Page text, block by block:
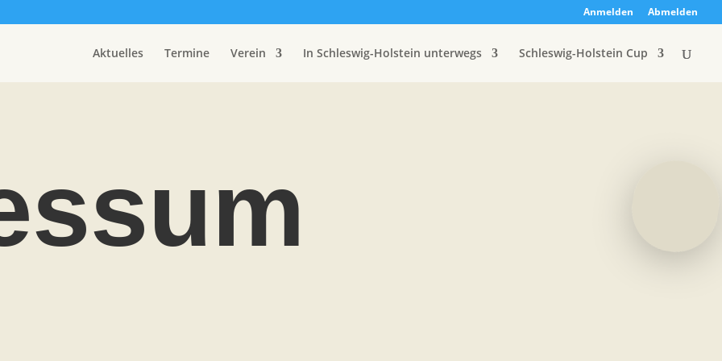
Anmelden Abmelden
Aktuelles Termine Verein In Schleswig-Holstein unterwegs Schleswig-Holstein Cup